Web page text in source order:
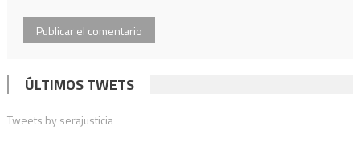
ÚLTIMOS TWETS
Tweets by serajusticia